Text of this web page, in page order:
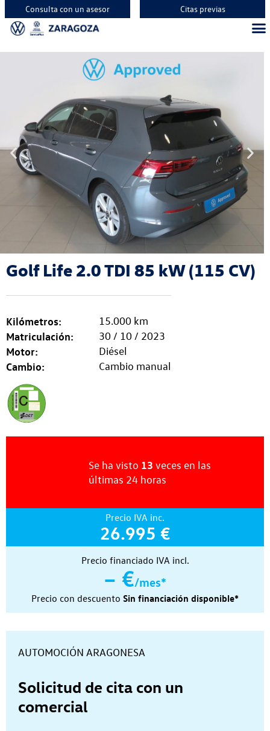
Consulta con un asesor Citas previas
Golf Life 2.0 TDI 85 kW (115 CV)
Kilómetros: 15.000 km
Matriculación: 30 / 10 / 2023
Motor: Diésel
Cambio: Cambio manual
Se ha visto 13 veces en las
últimas 24 horas
Precio IVA inc.
26.995 €
Precio financiado IVA incl.
– €/mes*
Precio con descuento Sin financiación disponible*
Concesionario:
AUTOMOCIÓN ARAGONESA
Solicitud de cita con un
comercial